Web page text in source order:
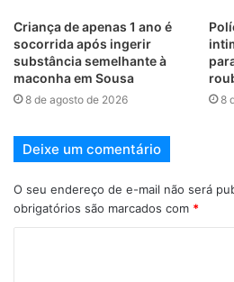
Criança de apenas 1 ano é
socorrida após ingerir
substância semelhante à
maconha em Sousa
8 de agosto de 2026 8
Deixe um comentário
O seu endereço de e-mail não será
obrigatórios são marcados com *